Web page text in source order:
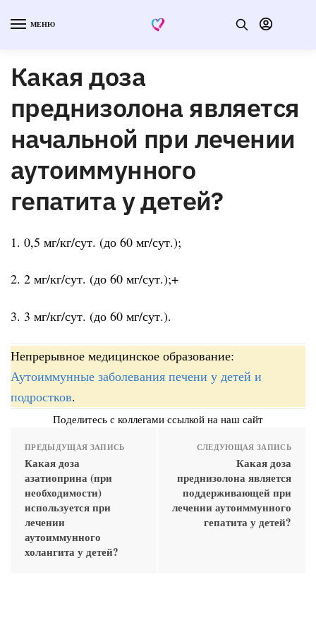
МЕНЮ
Какая доза
преднизолона является
начальной при лечении
аутоиммунного
гепатита у детей?
1. 0,5 мг/кг/сут. (до 60 мг/сут.);
2. 2 мг/кг/сут. (до 60 мг/сут.);+
3. 3 мг/кг/сут. (до 60 мг/сут.).
Непрерывное медицинское образование:
Аутоиммунные заболевания печени у детей и
подростков.
Поделитесь с коллегами ссылкой на наш сайт
ПРЕДЫДУЩАЯ ЗАПИСЬ
Какая доза
азатиоприна (при
необходимости)
используется при
лечении
аутоиммунного
холангита у детей?
СЛЕДУЮЩАЯ ЗАПИСЬ
Какая доза
преднизолона является
поддерживающей при
лечении аутоиммунного
гепатита у детей?